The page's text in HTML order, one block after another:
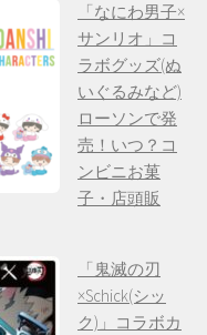
「なにわ男子×
サンリオ」コ
ラボグッズ(ぬ
いぐるみなど)
ローソンで発
売！いつ？コ
ンビニお菓
子・店頭販
「鬼滅の刃
×Schick(シッ
ク)」コラボカ